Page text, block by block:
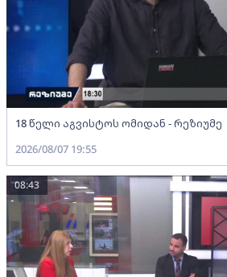
18 წელი აგვისტოს ომიდან - რეზიუმე
2026/08/07 19:55
08:43